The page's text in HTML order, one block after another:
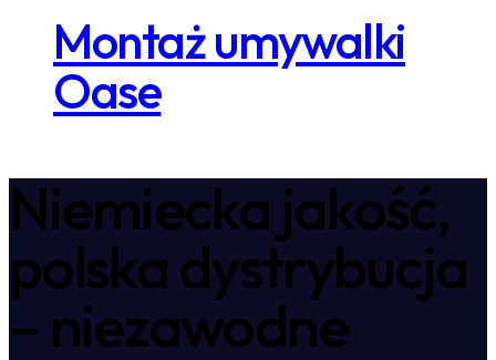
Montaż umywalki
Oase
Niemiecka jakość,
polska dystrybucja
– niezawodne